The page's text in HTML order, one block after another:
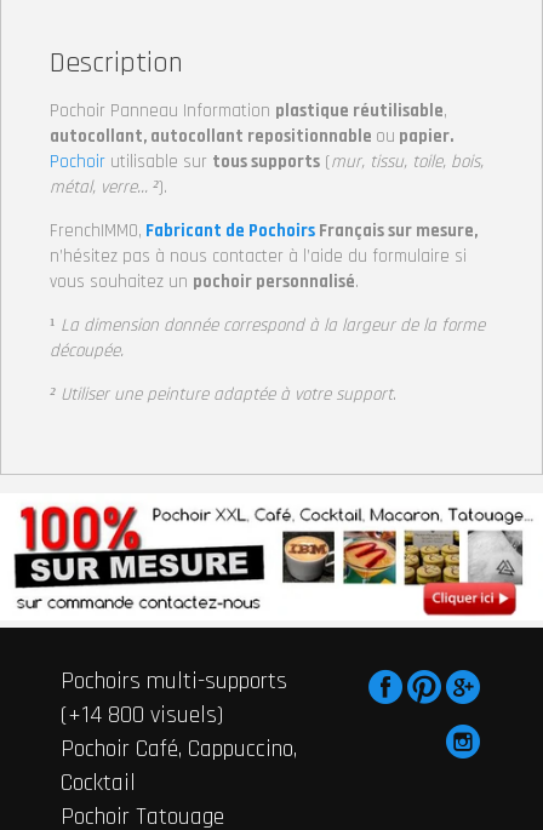
Description
Pochoir Panneau Information plastique réutilisable,
autocollant, autocollant repositionnable ou papier.
Pochoir utilisable sur tous supports (mur, tissu, toile, bois,
métal, verre… ²).
FrenchIMMO, Fabricant de Pochoirs Français sur mesure,
n’hésitez pas à nous contacter à l’aide du formulaire si
vous souhaitez un pochoir personnalisé.
¹ La dimension donnée correspond à la largeur de la forme
découpée.
² Utiliser une peinture adaptée à votre support.
Pochoirs multi-supports
(+14 800 visuels)
Pochoir Café, Cappuccino,
Cocktail
Pochoir Tatouage